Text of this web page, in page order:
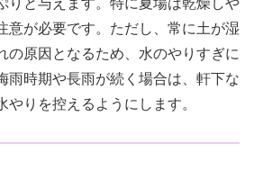
意が必要です。ただし、常に土が湿
の原因となるため、水のやりすぎに
雨時期や長雨が続く場合は、軒下な
やりを控えるようにします。